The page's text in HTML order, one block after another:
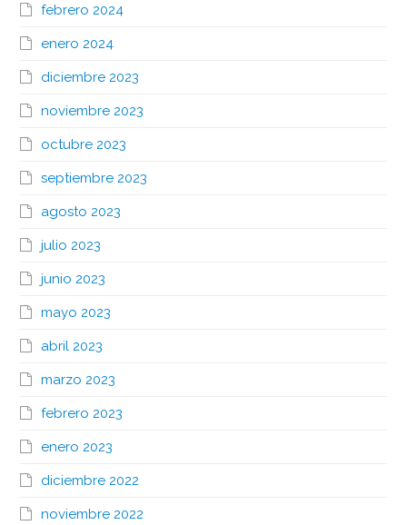
febrero 2024
enero 2024
diciembre 2023
noviembre 2023
octubre 2023
septiembre 2023
agosto 2023
julio 2023
junio 2023
mayo 2023
abril 2023
marzo 2023
febrero 2023
enero 2023
diciembre 2022
noviembre 2022